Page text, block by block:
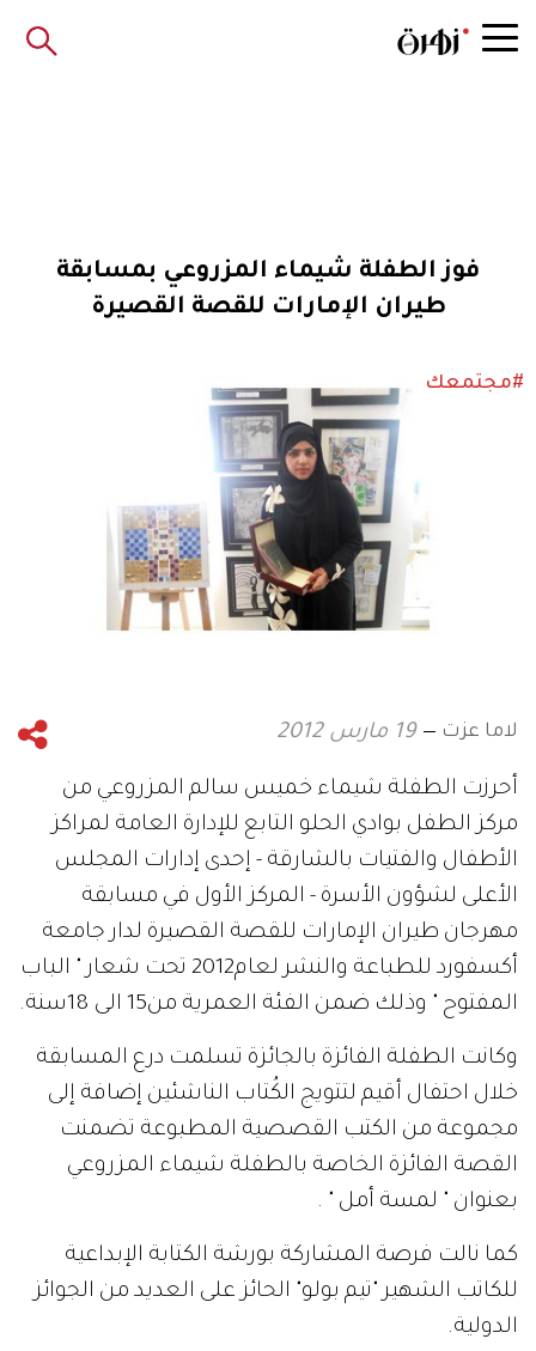
فوز الطفلة شيماء المزروعي بمسابقة
طيران الإمارات للقصة القصيرة
#مجتمعك
لاما عزت 19 مارس 2012
أحرزت الطفلة شيماء خميس سالم المزروعي من
مركز الطفل بوادي الحلو التابع للإدارة العامة لمراكز
الأطفال والفتيات بالشارقة - إحدى إدارات المجلس
الأعلى لشؤون الأسرة - المركز الأول في مسابقة
مهرجان طيران الإمارات للقصة القصيرة لدار جامعة
أكسفورد للطباعة والنشر لعام2012 تحت شعار " الباب
المفتوح " وذلك ضمن الفئة العمرية من15 الى 18سنة.
وكانت الطفلة الفائزة بالجائزة تسلمت درع المسابقة
خلال احتفال أقيم لتتويج الكُتاب الناشئين إضافة إلى
مجموعة من الكتب القصصية المطبوعة تضمنت
القصة الفائزة الخاصة بالطفلة شيماء المزروعي
بعنوان " لمسة أمل " .
كما نالت فرصة المشاركة بورشة الكتابة الإبداعية
للكاتب الشهير "تيم بولو" الحائز على العديد من الجوائز
الدولية.